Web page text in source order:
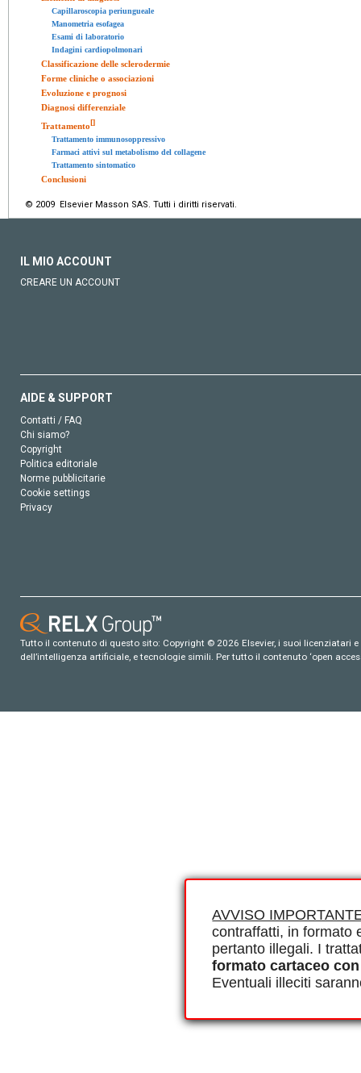
AVVISO
contraffatti, in formato
pertanto illegali. I
formato cartaceo
Eventuali illeciti
Capillaroscopia periungueale
Manometria esofagea
Esami di laboratorio
Indagini cardiopolmonari
Classificazione delle sclerodermie
Forme cliniche o associazioni
Evoluzione e prognosi
Diagnosi differenziale
Trattamento[]
Trattamento immunosoppressivo
Farmaci attivi sul metabolismo del collagene
Trattamento sintomatico
Conclusioni
© 2009 Elsevier Masson SAS. Tutti i diritti riservati.
IL MIO ACCOUNT
CREARE UN ACCOUNT
AIDE & SUPPORT
Contatti / FAQ
Chi siamo?
Copyright
Politica editoriale
Norme pubblicitarie
Cookie settings
Privacy
Tutto il contenuto di questo sito: Copyright © 2026 Elsevier, i suoi
dell’intelligenza artificiale, e tecnologie simili. Per tutto il contenuto ‘open